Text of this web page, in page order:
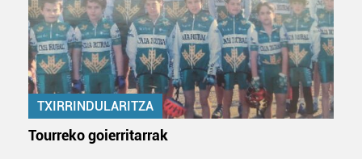
TXIRRINDULARITZA
Tourreko goierritarrak